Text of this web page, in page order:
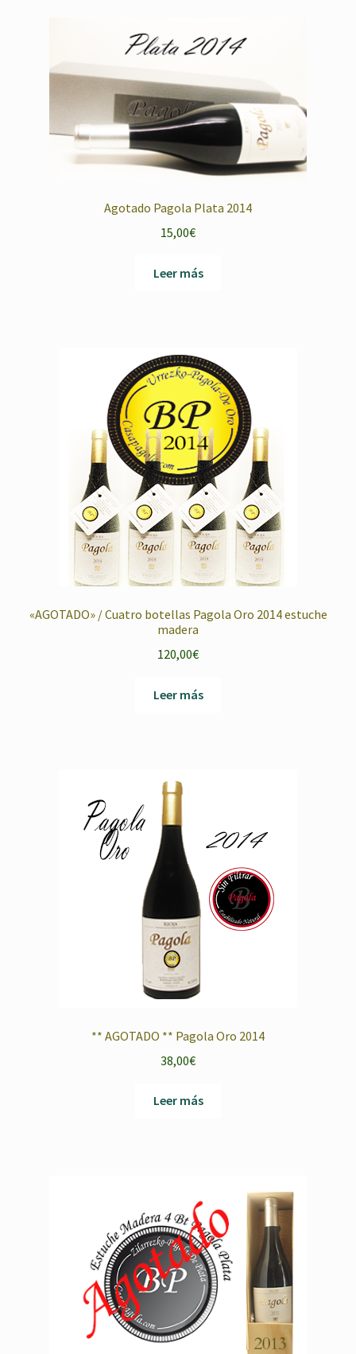
Agotado Pagola Plata 2014
15,00€
Leer más
«AGOTADO» / Cuatro botellas Pagola Oro 2014 estuche
madera
120,00€
Leer más
** AGOTADO ** Pagola Oro 2014
38,00€
Leer más